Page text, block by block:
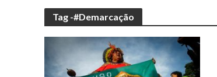
Tag -#Demarcação